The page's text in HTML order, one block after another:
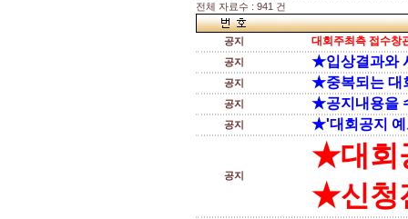
전체 자료수 : 941 건
공지 대회주최측 접수창
공지 ★입상결과와
공지 ★중복되는 대
공지 ★공지내용을
공지 ★'대회공지 예
공지
★대회
★신청